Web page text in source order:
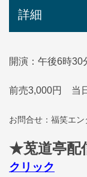
詳細
開演：午後6時30
前売3,000円 当
お問合せ：福笑エ
★莵道亭
クリック